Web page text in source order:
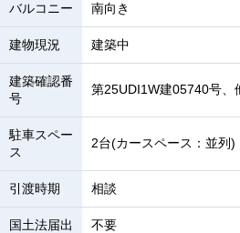
バルコニー 南向き
建物現況 建築中
建築確認番
号
第25UDI1W建05740号、
駐車スペー
ス
2台(カースペース：並列)
引渡時期 相談
国土法届出 不要